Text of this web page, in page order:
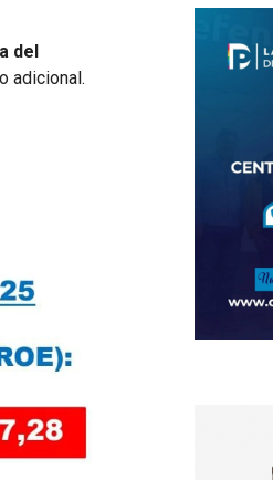
del
adicional.